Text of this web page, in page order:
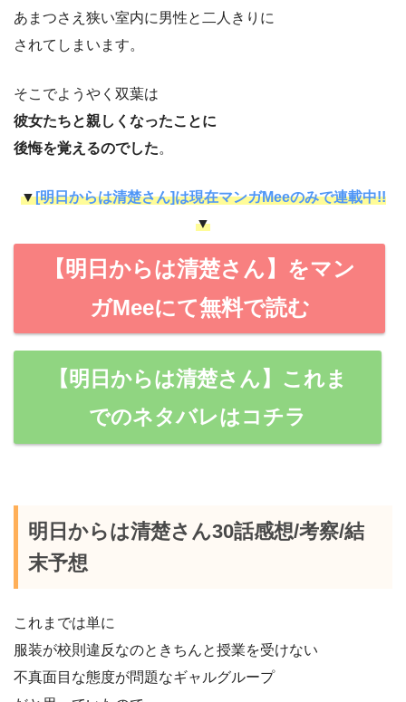
あまつさえ狭い室内に男性と二人きりに
されてしまいます。
そこでようやく双葉は
彼女たちと親しくなったことに
後悔を覚えるのでした。
▼[明日からは清楚さん]は現在マンガMeeのみで連載中!!
▼
【明日からは清楚さん】をマン
ガMeeにて無料で読む
【明日からは清楚さん】これま
でのネタバレはコチラ
明日からは清楚さん30話感想/考察/結
末予想
これまでは単に
服装が校則違反なのときちんと授業を受けない
不真面目な態度が問題なギャルグループ